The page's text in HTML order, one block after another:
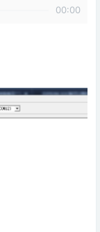
00:00